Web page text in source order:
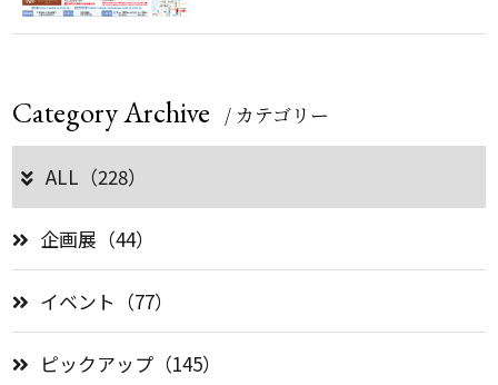
Category Archive / カテゴリー
ALL（228）
企画展（44）
イベント（77）
ピックアップ（145）